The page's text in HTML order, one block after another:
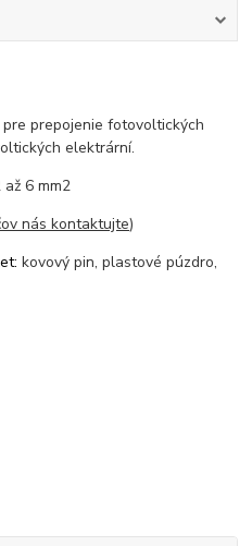
prepojenie fotovoltických
elektrární.
6 mm2
nás kontaktujte)
kovový pin, plastové púzdro,